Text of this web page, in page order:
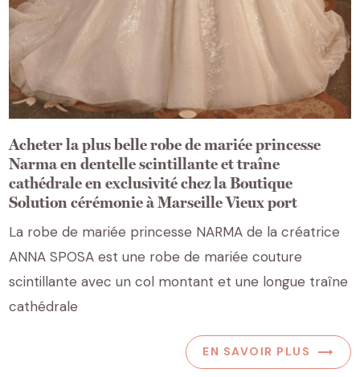
Acheter la plus belle robe de mariée princesse
Narma en dentelle scintillante et traîne
cathédrale en exclusivité chez la Boutique
Solution cérémonie à Marseille Vieux port
La robe de mariée princesse NARMA de la créatrice
ANNA SPOSA est une robe de mariée couture
scintillante avec un col montant et une longue traîne
cathédrale
EN SAVOIR PLUS